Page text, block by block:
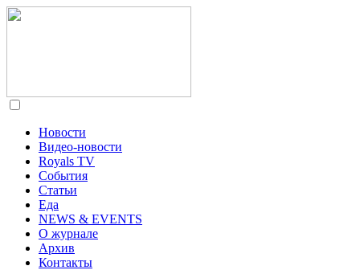
Новости
Видео-новости
Royals TV
События
Статьи
Еда
NEWS & EVENTS
О журнале
Архив
Контакты